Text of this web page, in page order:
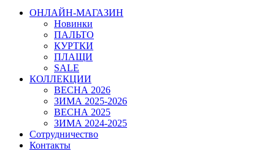
ОНЛАЙН-МАГАЗИН
Новинки
ПАЛЬТО
КУРТКИ
ПЛАЩИ
SALE
КОЛЛЕКЦИИ
ВЕСНА 2026
ЗИМА 2025-2026
ВЕСНА 2025
ЗИМА 2024-2025
Сотрудничество
Контакты